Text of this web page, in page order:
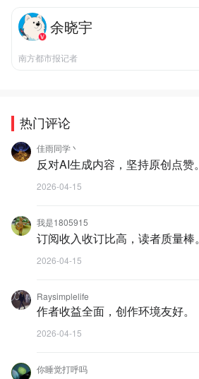
余晓宇
南方都市报记者
热门评论
佳雨同学丶
反对AI生成内容，坚持原创点赞。
2026-04-15
我是1805915
订阅收入收订比高，读者质量棒。
2026-04-15
Raysimplelife
作者收益全面，创作环境友好。
2026-04-15
你睡觉打呼吗